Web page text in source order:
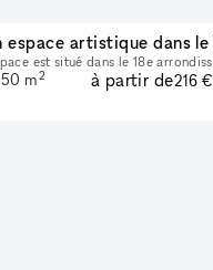
50 m2 à partir de216 €